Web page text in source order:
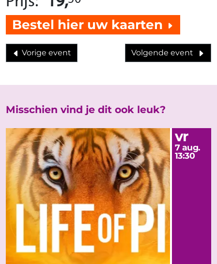
Bestel hier uw kaarten
Vorige event Volgende event
Misschien vind je dit ook leuk?
vr
7 aug.
13:30